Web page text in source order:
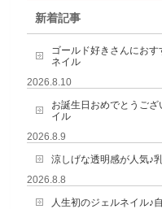
新着記事
ゴールド好きさんにお
ネイル
2026.8.10
お誕生日おめでとうご
イル
2026.8.9
涼しげな透明感が人気♪
2026.8.8
人生初のジェルネイル♪